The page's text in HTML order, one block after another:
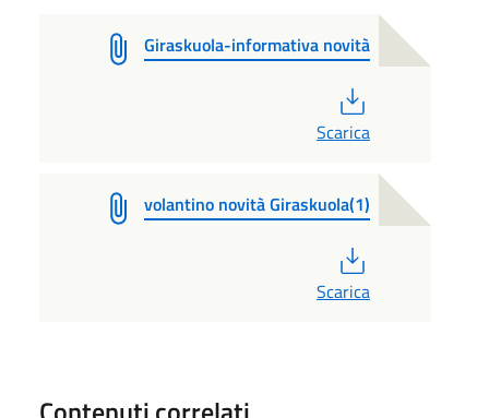
Giraskuola-informativa novità
Scarica
volantino novità Giraskuola(1)
Scarica